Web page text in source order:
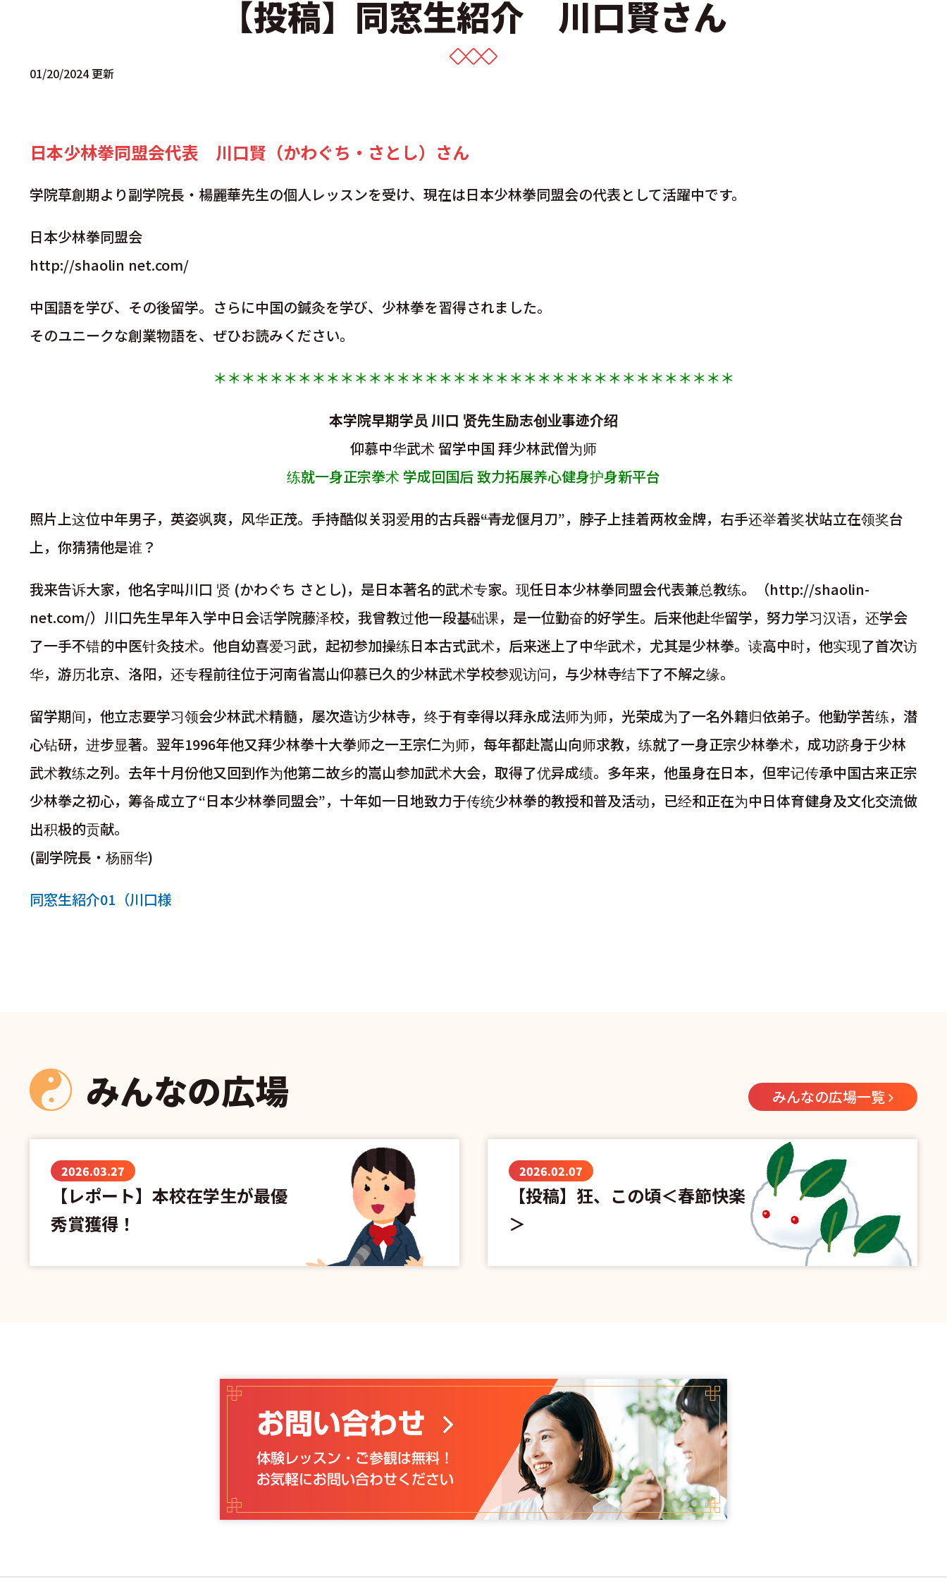
【投稿】同窓生紹介 川口賢さん
01/20/2024 更新
日本少林拳同盟会代表 川口賢（かわぐち・さとし）さん
学院草創期より副学院長・楊麗華先生の個人レッスンを受け、現在は日本少林拳同盟会の代表として活躍中です。
日本少林拳同盟会
http://shaolin net.com/
中国語を学び、その後留学。さらに中国の鍼灸を学び、少林拳を習得されました。
そのユニークな創業物語を、ぜひお読みください。
＊＊＊＊＊＊＊＊＊＊＊＊＊＊＊＊＊＊＊＊＊＊＊＊＊＊＊＊＊＊＊＊＊＊＊＊＊
本学院早期学员 川口 贤先生励志创业事迹介绍
仰慕中华武术 留学中国 拜少林武僧为师
练就一身正宗拳术 学成回国后 致力拓展养心健身护身新平台
照片上这位中年男子，英姿飒爽，风华正茂。手持酷似关羽爱用的古兵器――“青龙偃月刀”，脖子上挂着两枚金牌，右手还举着奖状站立在领奖台
上，你猜猜他是谁？
我来告诉大家，他名字叫川口 贤 (かわぐち さとし)，是日本著名的武术专家。现任日本少林拳同盟会代表兼总教练。（http://shaolin-
net.com/）川口先生早年入学中日会话学院藤泽校，我曾教过他一段基础课，是一位勤奋的好学生。后来他赴华留学，努力学习汉语，还学会
了一手不错的中医针灸技术。他自幼喜爱习武，起初参加操练日本古式武术，后来迷上了中华武术，尤其是少林拳。读高中时，他实现了首次访
华，游历北京、洛阳，还专程前往位于河南省嵩山仰慕已久的少林武术学校参观访问，与少林寺结下了不解之缘。
留学期间，他立志要学习领会少林武术精髓，屡次造访少林寺，终于有幸得以拜永成法师为师，光荣成为了一名外籍归依弟子。他勤学苦练，潜
心钻研，进步显著。翌年1996年他又拜少林拳十大拳师之一王宗仁为师，每年都赴嵩山向师求教，练就了一身正宗少林拳术，成功跻身于少林
武术教练之列。去年十月份他又回到作为他第二故乡的嵩山参加武术大会，取得了优异成绩。多年来，他虽身在日本，但牢记传承中国古来正宗
少林拳之初心，筹备成立了“日本少林拳同盟会”，十年如一日地致力于传统少林拳的教授和普及活动，已经和正在为中日体育健身及文化交流做
出积极的贡献。
(副学院長・杨丽华)
同窓生紹介01（川口様
みんなの広場 みんなの広場一覧
2026.03.27
【レポート】本校在学生が最優
秀賞獲得！
2026.02.07
【投稿】狂、この頃＜春節快楽
＞